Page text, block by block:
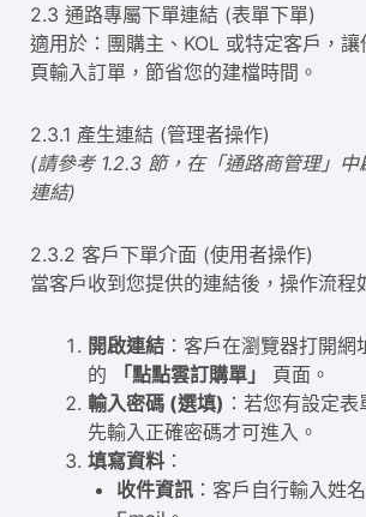
2.3 通路專屬下單連結 (表單下單)
適用於：團購主、KOL 或特定客戶，
頁輸入訂單，節省您的建檔時間。
2.3.1 產生連結 (管理者操作)
(請參考 1.2.3 節，在「通路商管理」
連結)
2.3.2 客戶下單介面 (使用者操作)
當客戶收到您提供的連結後，操作流程
開啟連結 ：客戶在瀏覽器打開
的
「點點雲訂購單」
頁面。
輸入密碼 (選填) ：若您有設定
先輸入正確密碼才可進入。
填寫資料 ：
收件資訊 ：客戶自行輸入姓